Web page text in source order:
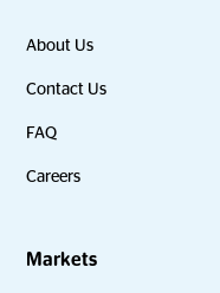
About Us
Contact Us
FAQ
Careers
Markets